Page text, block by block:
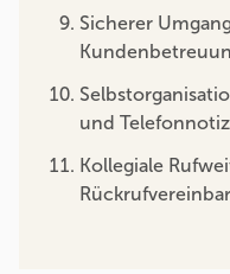
Sicherer
und
Kollegiale